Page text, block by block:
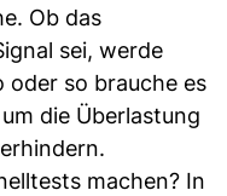
Ob das
sei, werde
oder so brauche es
die Überlastung
machen? In